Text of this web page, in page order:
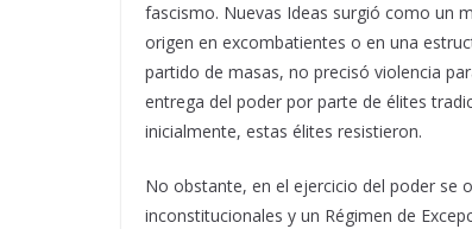
fascismo. Nuevas Ideas surgió como un
origen en excombatientes o en una
partido de masas, no precisó violencia
entrega del poder por parte de élites
inicialmente, estas élites resistieron.
No obstante, en el ejercicio del poder se
inconstitucionales y un Régimen de